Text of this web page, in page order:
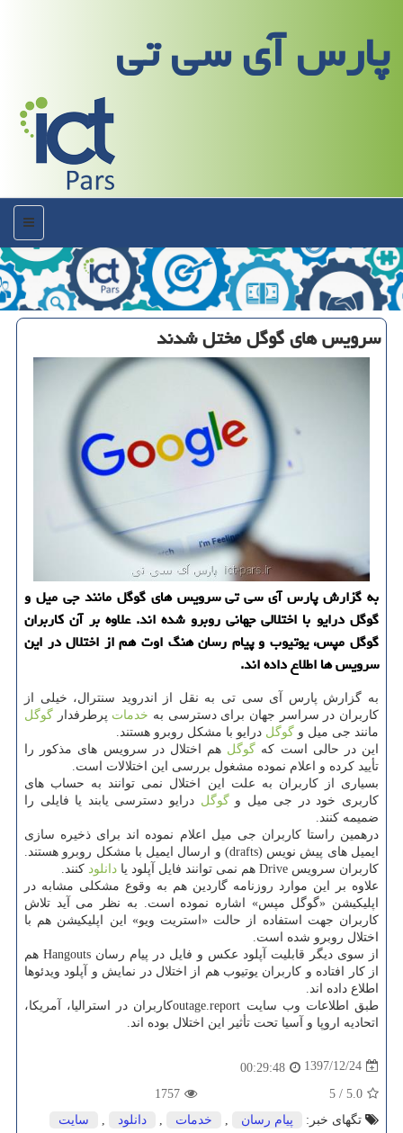
پارس آی سی تی
منو
سرویس های گوگل مختل شدند
به گزارش پارس آی سی تی سرویس های گوگل مانند جی میل و
گوگل درایو با اختلالی جهانی روبرو شده اند. علاوه بر آن كاربران
گوگل مپس، یوتیوب و پیام رسان هنگ اوت هم از اختلال در این
سرویس ها اطلاع داده اند.
به گزارش پارس آی سی تی به نقل از اندروید سنترال، خیلی از
كاربران در سراسر جهان برای دسترسی به خدمات پرطرفدار گوگل
مانند جی میل و گوگل درایو با مشكل روبرو هستند.
این در حالی است كه گوگل هم اختلال در سرویس های مذكور را
تأیید كرده و اعلام نموده مشغول بررسی این اختلالات است.
بسیاری از كاربران به علت این اختلال نمی توانند به حساب های
كاربری خود در جی میل وگوگل درایو دسترسی یابند یا فایلی را
ضمیمه كنند.
درهمین راستا كاربران جی میل اعلام نموده اند برای ذخیره سازی
ایمیل های پیش نویس (drafts) و ارسال ایمیل با مشكل روبرو هستند.
كاربران سرویس Drive هم نمی توانند فایل آپلود یا
دانلود كنند.
علاوه بر این موارد روزنامه گاردین هم به وقوع مشكلی مشابه در
اپلیكیشن «گوگل مپس» اشاره نموده است. به نظر می آید تلاش
كاربران جهت استفاده از حالت «استریت ویو» این اپلیكیشن هم با
اختلال روبرو شده است.
از سوی دیگر قابلیت آپلود عكس و فایل در پیام رسان Hangouts هم
از كار افتاده و كاربران یوتیوب هم از اختلال در نمایش و آپلود ویدئوها
اطلاع داده اند.
طبق اطلاعات وب سایت outage.reportكاربران در استرالیا، آمریكا،
اتحادیه اروپا و آسیا تحت تأثیر این اختلال بوده اند.
1397/12/24
00:29:48
5.0
/
5
1757
تگهای خبر:
پیام رسان خدمات دانلود سایت